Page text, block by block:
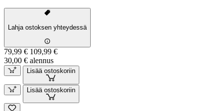
Lahja ostoksen yhteydessä
79,99 € 109,99 €
30,00 € alennus
Lisää ostoskoriin
Lisää ostoskoriin